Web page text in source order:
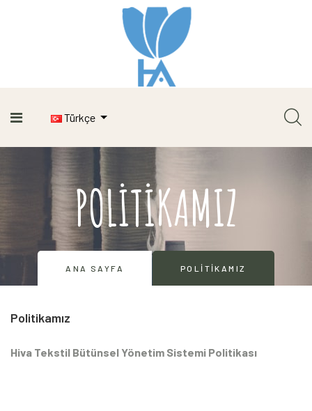
Türkçe
POLITIKAMIZ
ANA SAYFA POLITIKAMIZ
Politikamız
Hiva Tekstil Bütünsel Yönetim Sistemi Politikası